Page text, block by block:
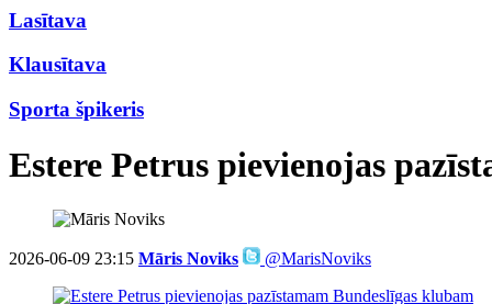
Lasītava
Klausītava
Sporta špikeris
Estere Petrus pievienojas
2026-06-09 23:15 Māris Noviks @MarisNoviks